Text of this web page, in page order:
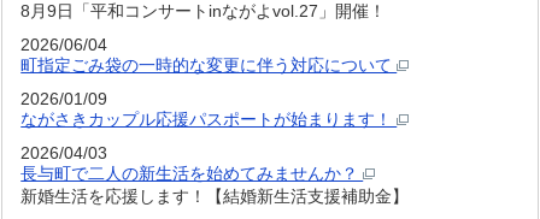
8月9日「平和コンサートinながよvol.27」開催！
2026/06/04
町指定ごみ袋の一時的な変更に伴う対応について
2026/01/09
ながさきカップル応援パスポートが始まります！
2026/04/03
長与町で二人の新生活を始めてみませんか？
新婚生活を応援します！【結婚新生活支援補助金】